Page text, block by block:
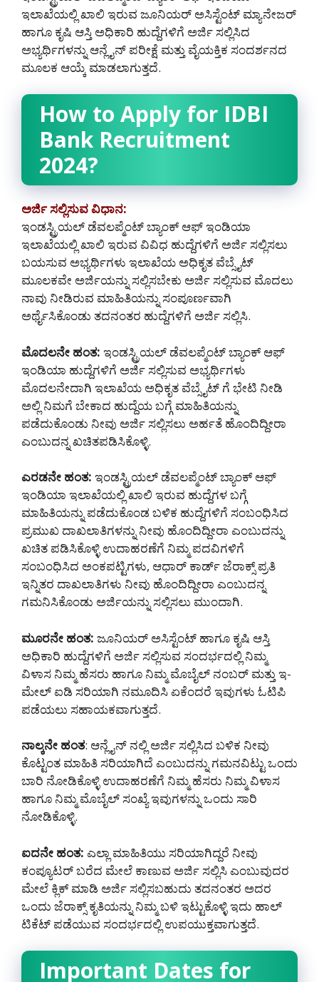
ಇಲಾಖೆಯಲ್ಲಿ ಖಾಲಿ ಇರುವ ಜೂನಿಯರ್ ಅಸಿಸ್ಟೆಂಟ್ ಮ್ಯಾನೇಜರ್
ಹಾಗೂ ಕೃಷಿ ಆಸ್ತಿ ಅಧಿಕಾರಿ ಹುದ್ದೆಗಳಿಗೆ ಅರ್ಜಿ ಸಲ್ಲಿಸಿದ
ಅಭ್ಯರ್ಥಿಗಳನ್ನು ಆನ್ಲೈನ್ ಪರೀಕ್ಷೆ ಮತ್ತು ವೈಯಕ್ತಿಕ ಸಂದರ್ಶನದ
ಮೂಲಕ ಆಯ್ಕೆ ಮಾಡಲಾಗುತ್ತದೆ.
How to Apply for IDBI
Bank Recruitment
2024?
ಅರ್ಜಿ ಸಲ್ಲಿಸುವ ವಿಧಾನ:
ಇಂಡಸ್ಟ್ರಿಯಲ್ ಡೆವಲಪ್ಮೆಂಟ್ ಬ್ಯಾಂಕ್ ಆಫ್ ಇಂಡಿಯಾ
ಇಲಾಖೆಯಲ್ಲಿ ಖಾಲಿ ಇರುವ ವಿವಿಧ ಹುದ್ದೆಗಳಿಗೆ ಅರ್ಜಿ ಸಲ್ಲಿಸಲು
ಬಯಸುವ ಅಭ್ಯರ್ಥಿಗಳು ಇಲಾಖೆಯ ಅಧಿಕೃತ ವೆಬ್ಸೈಟ್
ಮೂಲಕವೇ ಅರ್ಜಿಯನ್ನು ಸಲ್ಲಿಸಬೇಕು ಅರ್ಜಿ ಸಲ್ಲಿಸುವ ಮೊದಲು
ನಾವು ನೀಡಿರುವ ಮಾಹಿತಿಯನ್ನು ಸಂಪೂರ್ಣವಾಗಿ
ಅರ್ಥೈಸಿಕೊಂಡು ತದನಂತರ ಹುದ್ದೆಗಳಿಗೆ ಅರ್ಜಿ ಸಲ್ಲಿಸಿ.
ಮೊದಲನೇ ಹಂತ: ಇಂಡಸ್ಟ್ರಿಯಲ್ ಡೆವಲಪ್ಮೆಂಟ್ ಬ್ಯಾಂಕ್ ಆಫ್
ಇಂಡಿಯಾ ಹುದ್ದೆಗಳಿಗೆ ಅರ್ಜಿ ಸಲ್ಲಿಸುವ ಅಭ್ಯರ್ಥಿಗಳು
ಮೊದಲನೇದಾಗಿ ಇಲಾಖೆಯ ಅಧಿಕೃತ ವೆಬ್ಸೈಟ್ ಗೆ ಭೇಟಿ ನೀಡಿ
ಅಲ್ಲಿ ನಿಮಗೆ ಬೇಕಾದ ಹುದ್ದೆಯ ಬಗ್ಗೆ ಮಾಹಿತಿಯನ್ನು
ಪಡೆದುಕೊಂಡು ನೀವು ಅರ್ಜಿ ಸಲ್ಲಿಸಲು ಅರ್ಹತೆ ಹೊಂದಿದ್ದೀರಾ
ಎಂಬುದನ್ನ ಖಚಿತಪಡಿಸಿಕೊಳ್ಳಿ.
ಎರಡನೇ ಹಂತ: ಇಂಡಸ್ಟ್ರಿಯಲ್ ಡೆವಲಪ್ಮೆಂಟ್ ಬ್ಯಾಂಕ್ ಆಫ್
ಇಂಡಿಯಾ ಇಲಾಖೆಯಲ್ಲಿ ಖಾಲಿ ಇರುವ ಹುದ್ದೆಗಳ ಬಗ್ಗೆ
ಮಾಹಿತಿಯನ್ನು ಪಡೆದುಕೊಂಡ ಬಳಿಕ ಹುದ್ದೆಗಳಿಗೆ ಸಂಬಂಧಿಸಿದ
ಪ್ರಮುಖ ದಾಖಲಾತಿಗಳನ್ನು ನೀವು ಹೊಂದಿದ್ದೀರಾ ಎಂಬುದನ್ನು
ಖಚಿತ ಪಡಿಸಿಕೊಳ್ಳಿ ಉದಾಹರಣೆಗೆ ನಿಮ್ಮ ಪದವಿಗಳಿಗೆ
ಸಂಬಂಧಿಸಿದ ಅಂಕಪಟ್ಟಿಗಳು, ಆಧಾರ್ ಕಾರ್ಡ್ ಜೆರಾಕ್ಸ್ ಪ್ರತಿ
ಇನ್ನಿತರ ದಾಖಲಾತಿಗಳು ನೀವು ಹೊಂದಿದ್ದೀರಾ ಎಂಬುದನ್ನ
ಗಮನಿಸಿಕೊಂಡು ಅರ್ಜಿಯನ್ನು ಸಲ್ಲಿಸಲು ಮುಂದಾಗಿ.
ಮೂರನೇ ಹಂತ: ಜೂನಿಯರ್ ಅಸಿಸ್ಟೆಂಟ್ ಹಾಗೂ ಕೃಷಿ ಆಸ್ತಿ
ಅಧಿಕಾರಿ ಹುದ್ದೆಗಳಿಗೆ ಅರ್ಜಿ ಸಲ್ಲಿಸುವ ಸಂದರ್ಭದಲ್ಲಿ ನಿಮ್ಮ
ವಿಳಾಸ ನಿಮ್ಮ ಹೆಸರು ಹಾಗೂ ನಿಮ್ಮ ಮೊಬೈಲ್ ನಂಬರ್ ಮತ್ತು ಇ-
ಮೇಲ್ ಐಡಿ ಸರಿಯಾಗಿ ನಮೂದಿಸಿ ಏಕೆಂದರೆ ಇವುಗಳು ಓಟಿಪಿ
ಪಡೆಯಲು ಸಹಾಯಕವಾಗುತ್ತದೆ.
ನಾಲ್ಕನೇ ಹಂತ: ಆನ್ಲೈನ್ ನಲ್ಲಿ ಅರ್ಜಿ ಸಲ್ಲಿಸಿದ ಬಳಿಕ ನೀವು
ಕೊಟ್ಟಂತ ಮಾಹಿತಿ ಸರಿಯಾಗಿದೆ ಎಂಬುದನ್ನು ಗಮನವಿಟ್ಟು ಒಂದು
ಬಾರಿ ನೋಡಿಕೊಳ್ಳಿ ಉದಾಹರಣೆಗೆ ನಿಮ್ಮ ಹೆಸರು ನಿಮ್ಮ ವಿಳಾಸ
ಹಾಗೂ ನಿಮ್ಮ ಮೊಬೈಲ್ ಸಂಖ್ಯೆ ಇವುಗಳನ್ನು ಒಂದು ಸಾರಿ
ನೋಡಿಕೊಳ್ಳಿ.
ಐದನೇ ಹಂತ: ಎಲ್ಲಾ ಮಾಹಿತಿಯು ಸರಿಯಾಗಿದ್ದರೆ ನೀವು
ಕಂಪ್ಯೂಟರ್ ಬರೆದ ಮೇಲೆ ಕಾಣುವ ಅರ್ಜಿ ಸಲ್ಲಿಸಿ ಎಂಬುವುದರ
ಮೇಲೆ ಕ್ಲಿಕ್ ಮಾಡಿ ಅರ್ಜಿ ಸಲ್ಲಿಸಬಹುದು ತದನಂತರ ಅದರ
ಒಂದು ಜೆರಾಕ್ಸ್ ಕೃತಿಯನ್ನು ನಿಮ್ಮ ಬಳಿ ಇಟ್ಟುಕೊಳ್ಳಿ ಇದು ಹಾಲ್
ಟಿಕೆಟ್ ಪಡೆಯುವ ಸಂದರ್ಭದಲ್ಲಿ ಉಪಯುಕ್ತವಾಗುತ್ತದೆ.
Important Dates for